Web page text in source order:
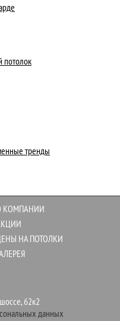
потолок
тренды
КОМПАНИИ
НА ПОТОЛКИ
62к2
данных